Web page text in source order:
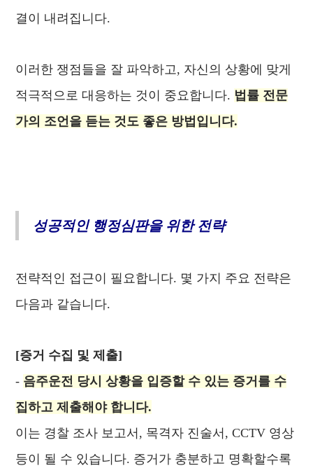
결이 내려집니다.
이러한 쟁점들을 잘 파악하고, 자신의 상황에 맞게
적극적으로 대응하는 것이 중요합니다. 법률 전문
가의 조언을 듣는 것도 좋은 방법입니다.
성공적인 행정심판을 위한 전략
전략적인 접근이 필요합니다. 몇 가지 주요 전략은
다음과 같습니다.
[증거 수집 및 제출]
- 음주운전 당시 상황을 입증할 수 있는 증거를 수
집하고 제출해야 합니다.
이는 경찰 조사 보고서, 목격자 진술서, CCTV 영상
등이 될 수 있습니다. 증거가 충분하고 명확할수록